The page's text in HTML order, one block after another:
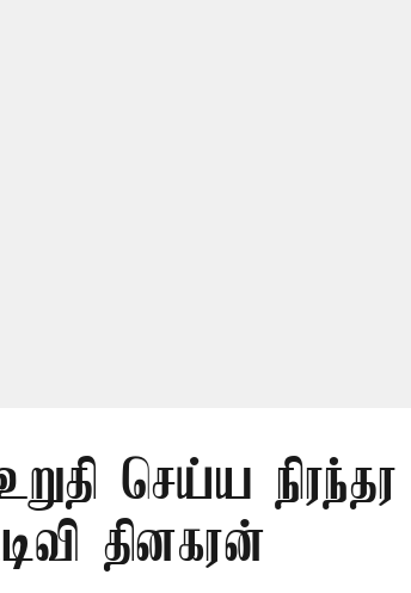
செய்ய நிரந்தர
தினகரன்